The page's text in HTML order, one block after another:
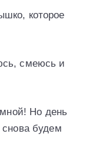
которое
смеюсь и
Но день
будем